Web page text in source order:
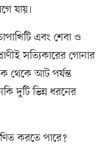
যায়।
এবং শেবা ও
সত্যিকারের গোনার
থেকে আট পর্যন্ত
দুটি ভিন্ন ধরনের
করতে পারে?